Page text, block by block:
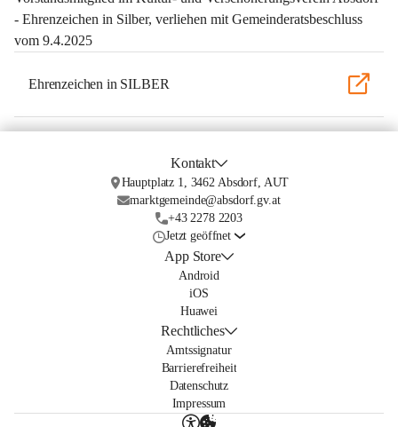
- Ehrenzeichen in Silber, verliehen mit Gemeinderatsbeschluss
vom 9.4.2025
Ehrenzeichen in SILBER
Kontakt
Hauptplatz 1, 3462 Absdorf, AUT
marktgemeinde@absdorf.gv.at
+43 2278 2203
Jetzt geöffnet
App Store
Android
iOS
Huawei
Rechtliches
Amtssignatur
Barrierefreiheit
Datenschutz
Impressum